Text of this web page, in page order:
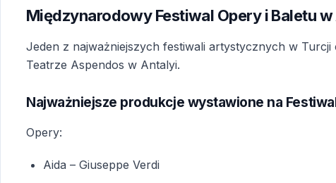
Międzynarodowy Festiwal Opery i Baletu
Jeden z najważniejszych festiwali artystycznych w
Teatrze Aspendos w Antalyi.
Najważniejsze produkcje wystawione na
Opery:
Aida – Giuseppe Verdi